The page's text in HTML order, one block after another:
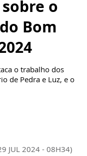
o
Bom
o trabalho dos
de Pedra e Luz, e o
JUL 2024 - 08H34)